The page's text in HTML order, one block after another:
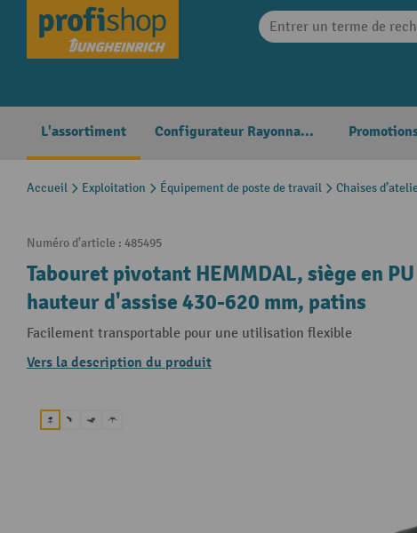
Skip to main navigation
L'assortiment Configurateur Rayonnages
Accueil Exploitation Équipement de poste de travail Chaises
Numéro d'article : 485495
Tabouret pivotant HEMMDAL, siège en
hauteur d'assise 430-620 mm, patins
Facilement transportable pour une utilisation flexible
Vers la description du produit